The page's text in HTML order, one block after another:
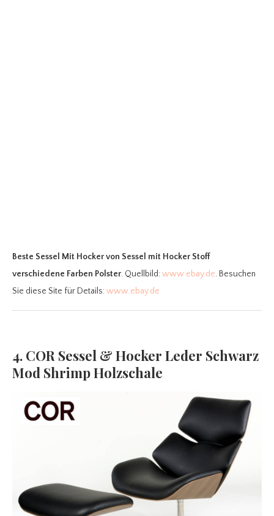
Beste Sessel Mit Hockervon Sessel mit Hocker Stoff
verschiedene Farben Polster. Quellbild:www.ebay.de. Besuchen
Sie diese Site für Details:www.ebay.de
4. COR Sessel & Hocker Leder Schwarz
Mod Shrimp Holzschale